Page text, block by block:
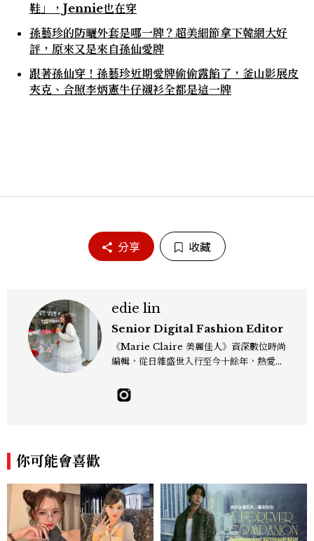
鞋」，Jennie也在穿
孫藝珍的防曬外套是哪一牌？超美細節拿下韓網大好
評，原來又是來自孫仙愛牌
跟著孫仙穿！孫藝珍近期愛牌偷偷露餡了，釜山影展皮
夾克、合照李炳憲牛仔襯衫全都是這一牌
分享 收藏
edie lin
Senior Digital Fashion Editor
《Marie Claire 美麗佳人》資深數位時尚
編輯，從日雜盛世入行至今十餘年，熱愛服
研究，還有點天秤座一眼看穿「這會紅」的
美感本能，更擅長把流行轉化成讀者真正用
你可能會喜歡